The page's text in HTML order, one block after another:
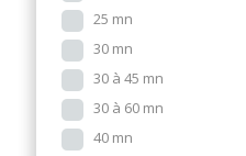
25 mn
30 mn
30 à 45 mn
30 à 60 mn
40 mn